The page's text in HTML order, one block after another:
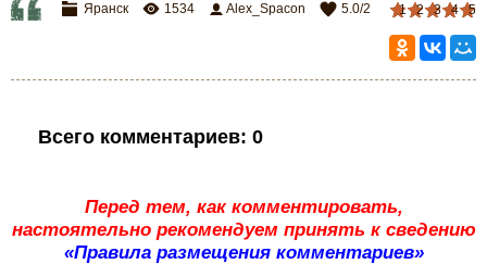
1 2 3 4 5
Яранск 1534 Alex_Spacon 5.0/2
Всего комментариев: 0
Перед тем, как комментировать,
настоятельно рекомендуем принять к сведению
«Правила размещения комментариев»